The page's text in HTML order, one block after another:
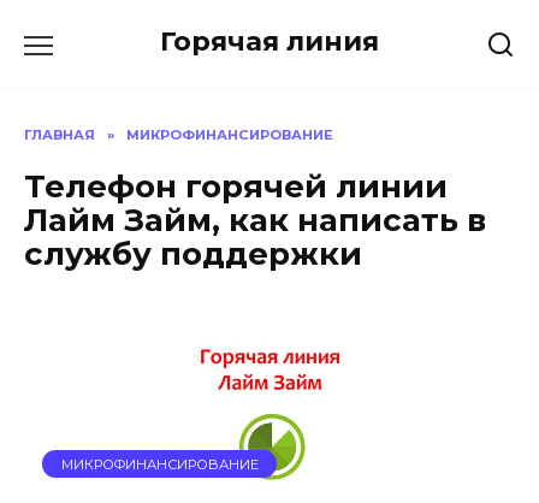
Горячая линия
ГЛАВНАЯ » МИКРОФИНАНСИРОВАНИЕ
Телефон горячей линии
Лайм Займ, как написать в
службу поддержки
МИКРОФИНАНСИРОВАНИЕ